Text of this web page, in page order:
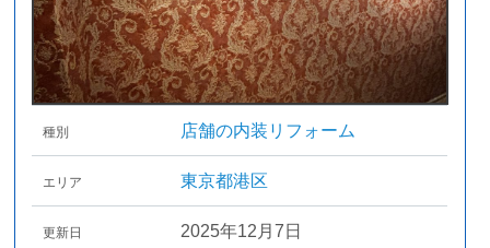
種別 店舗の内装リフォーム
エリア 東京都港区
更新日 2025年12月7日